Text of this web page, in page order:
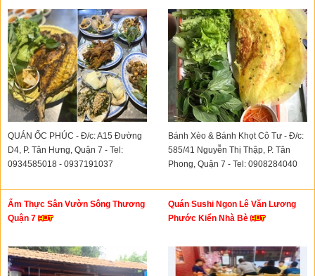
QUÁN ỐC PHÚC - Đ/c: A15 Đường
D4, P. Tân Hưng, Quận 7 - Tel:
0934585018 - 0937191037
Bánh Xèo & Bánh Khọt Cô Tư - Đ/c:
585/41 Nguyễn Thị Thập, P. Tân
Phong, Quận 7 - Tel: 0908284040
Ẩm Thực Sân Vườn Sông Thương
Quận 7
Quán Sushi Ngon Lê Văn Lương
Phước Kiển Nhà Bè